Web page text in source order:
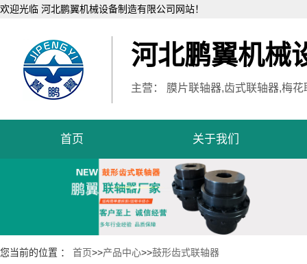
欢迎光临 河北鹏翼机械设备制造有限公司网站！
河北鹏翼机械
主营： 膜片联轴器,齿式联轴器,梅
首页 关于我们
您当前的位置 ： 首页>>产品中心>>鼓形齿式联轴器